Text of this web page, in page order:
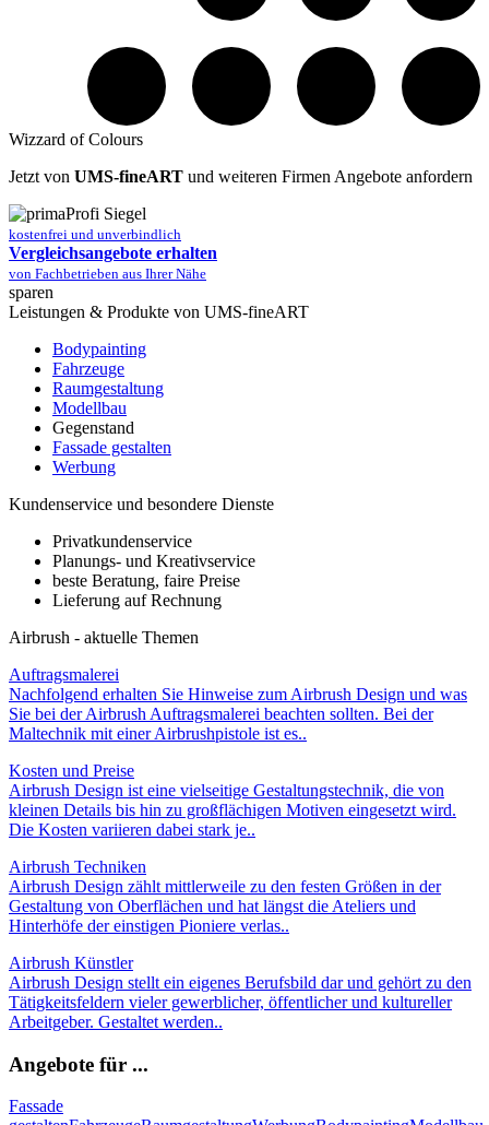
Wizzard of Colours
Jetzt von UMS-fineART und weiteren Firmen Angebote anfordern
kostenfrei und unverbindlich
Vergleichsangebote erhalten
von Fachbetrieben aus Ihrer Nähe
sparen
Leistungen & Produkte von UMS-fineART
Bodypainting
Fahrzeuge
Raumgestaltung
Modellbau
Gegenstand
Fassade gestalten
Werbung
Kundenservice und besondere Dienste
Privatkundenservice
Planungs- und Kreativservice
beste Beratung, faire Preise
Lieferung auf Rechnung
Airbrush - aktuelle Themen
Auftragsmalerei
Nachfolgend erhalten Sie Hinweise zum Airbrush Design und was
Sie bei der Airbrush Auftragsmalerei beachten sollten. Bei der
Maltechnik mit einer Airbrushpistole ist es..
Kosten und Preise
Airbrush Design ist eine vielseitige Gestaltungstechnik, die von
kleinen Details bis hin zu großflächigen Motiven eingesetzt wird.
Die Kosten variieren dabei stark je..
Airbrush Techniken
Airbrush Design zählt mittlerweile zu den festen Größen in der
Gestaltung von Oberflächen und hat längst die Ateliers und
Hinterhöfe der einstigen Pioniere verlas..
Airbrush Künstler
Airbrush Design stellt ein eigenes Berufsbild dar und gehört zu den
Tätigkeitsfeldern vieler gewerblicher, öffentlicher und kultureller
Arbeitgeber. Gestaltet werden..
Angebote für ...
Fassade